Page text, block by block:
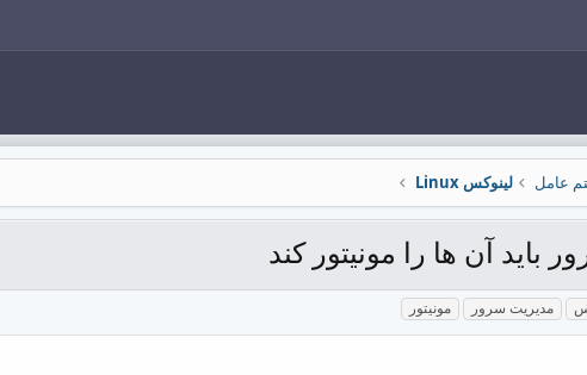
عامل لینوکس Linux
باید آن ها را مونیتور کند
مدیریت سرور مونیتور